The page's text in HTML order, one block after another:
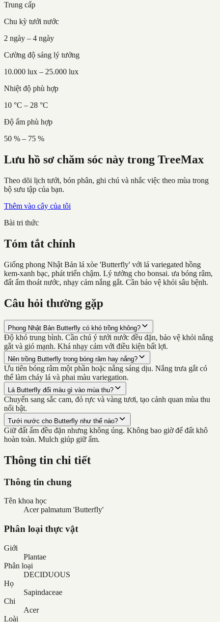
Trung cấp
Chu kỳ tưới nước
2 ngày – 4 ngày
Cường độ sáng lý tưởng
10.000 lux – 25.000 lux
Nhiệt độ phù hợp
10 °C – 28 °C
Độ ẩm phù hợp
50 % – 75 %
Lưu hồ sơ chăm sóc này trong TreeMax
Theo dõi lịch tưới, bón phân, ghi chú và nhắc việc theo mùa trong
bộ sưu tập của bạn.
Thêm vào cây của tôi
Bài tri thức
Tóm tắt chính
Giống phong Nhật Bản lá xòe 'Butterfly' với lá variegated hồng
kem-xanh bạc, phát triển chậm. Lý tưởng cho bonsai. ưa bóng râm,
đất ẩm thoát nước, nhạy cảm nắng gắt. Cần bảo vệ khỏi sâu bệnh.
Câu hỏi thường gặp
Phong Nhật Bản Butterfly có khó trồng không?
Độ khó trung bình. Cần chú ý tưới nước đều đặn, bảo vệ khỏi nắng
gắt và gió mạnh. Khá nhạy cảm với điều kiện bất lợi.
Nên trồng Butterfly trong bóng râm hay nắng?
Ưu tiên bóng râm một phần hoặc nắng sáng dịu. Nắng trưa gắt có
thể làm cháy lá và phai màu variegation.
Lá Butterfly đổi màu gì vào mùa thu?
Chuyển sang sắc cam, đỏ rực và vàng tươi, tạo cảnh quan mùa thu
nổi bật.
Tưới nước cho Butterfly như thế nào?
Giữ đất ẩm đều đặn nhưng không úng. Không bao giờ để đất khô
hoàn toàn. Mulch giúp giữ ẩm.
Thông tin chi tiết
Thông tin chung
Tên khoa học
Acer palmatum 'Butterfly'
Phân loại thực vật
Giới
Plantae
Phân loại
DECIDUOUS
Họ
Sapindaceae
Chi
Acer
Loài